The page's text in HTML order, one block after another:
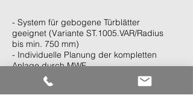
- System für gebogene Türblätter
geeignet (Variante ST.1005.VAR/Radius
bis min. 750 mm)
- Individuelle Planung der kompletten
Anlage durch MWE
- Hervorragende Laufeigenschaften
durch Laufschiene aus Vollmaterial
- Geeignet für Türblätter aus Glas, Holz,